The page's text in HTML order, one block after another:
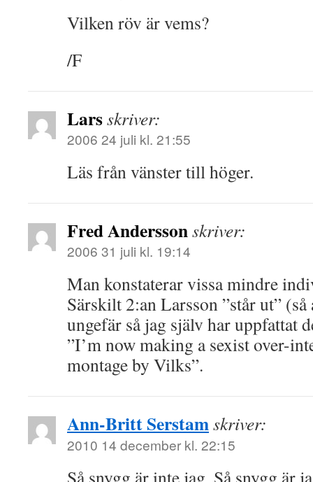
Vilken röv är vems?
/F
Larsskriver:
2006 24 juli kl. 21:55
Läs från vänster till höger.
Fred Anderssonskriver:
2006 31 juli kl. 19:14
Man konstaterar vissa mindre
Särskilt 2:an Larsson ”står ut” (så
ungefär så jag själv har uppfattat
”I’m now making a sexist over-
montage by Vilks”.
Ann-Britt Serstamskriver:
2010 14 december kl. 22:15
Så snygg är inte jag. Så snygg är